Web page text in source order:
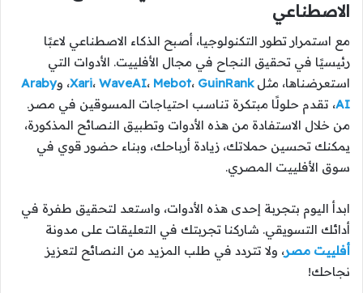
الاصطناعي
مع استمرار تطور التكنولوجيا، أصبح الذكاء الاصطناعي لاعبًا
رئيسيًا في تحقيق النجاح في مجال الأفلييت. الأدوات التي
استعرضناها، مثل
Xari، WaveAI، Mebot، GuinRank ، وAraby
AI، تقدم حلولًا مبتكرة تناسب احتياجات المسوقين في مصر.
من خلال الاستفادة من هذه الأدوات وتطبيق النصائح المذكورة،
يمكنك تحسين حملاتك، زيادة أرباحك، وبناء حضور قوي في
سوق الأفلييت المصري.
ابدأ اليوم بتجربة إحدى هذه الأدوات، واستعد لتحقيق طفرة في
أدائك التسويقي. شاركنا تجربتك في التعليقات على مدونة
أفلييت مصر، ولا تتردد في طلب المزيد من النصائح لتعزيز
نجاحك!